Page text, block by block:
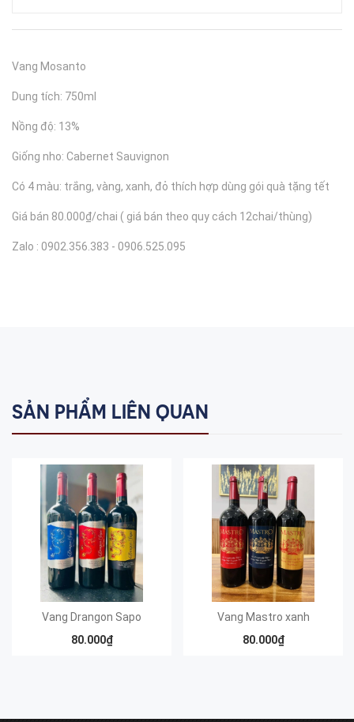
Vang Mosanto
Dung tích: 750ml
Nồng độ: 13%
Giống nho: Cabernet Sauvignon
Có 4 màu: trắng, vàng, xanh, đỏ thích hợp dùng gói quà tặng tết
Giá bán 80.000₫/chai ( giá bán theo quy cách 12chai/thùng)
Zalo : 0902.356.383 - 0906.525.095
SẢN PHẨM LIÊN QUAN
Vang Drangon Sapo
80.000₫
Vang Mastro xanh
80.000₫